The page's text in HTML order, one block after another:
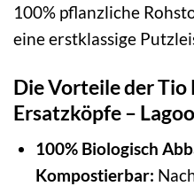
100% pflanzliche
eine erstklassige
Die Vorteile der
Ersatzköpfe –
100% Biologisch
Kompostierbar: